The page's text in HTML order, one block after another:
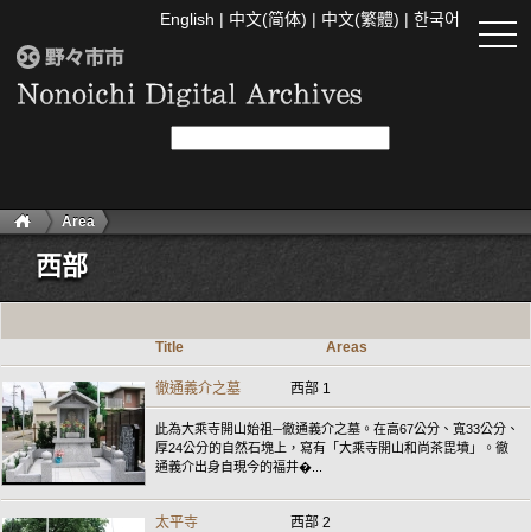
English | 中文(简体) | 中文(繁體) | 한국어
Area
西部
Title Areas
徹通義介之墓 西部 1
此為大乘寺開山始祖─徹通義介之墓。在高67公分、寬33公分、
厚24公分的自然石塊上，寫有「大乘寺開山和尚茶毘墳」。徹
通義介出身自現今的福井�...
太平寺 西部 2